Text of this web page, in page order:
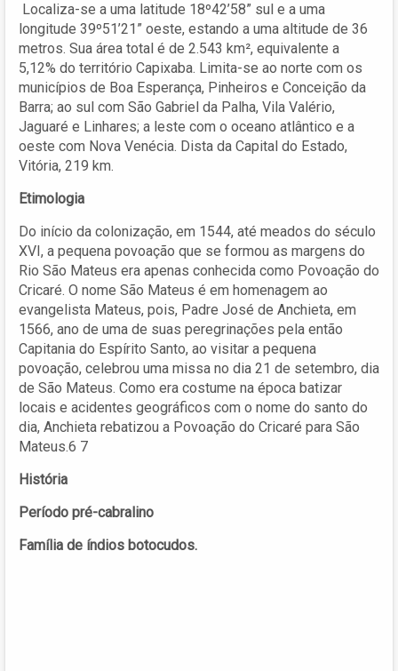
Localiza-se a uma latitude 18º42’58” sul e a uma
longitude 39º51’21” oeste, estando a uma altitude de 36
metros. Sua área total é de 2.543 km², equivalente a
5,12% do território Capixaba. Limita-se ao norte com os
municípios de Boa Esperança, Pinheiros e Conceição da
Barra; ao sul com São Gabriel da Palha, Vila Valério,
Jaguaré e Linhares; a leste com o oceano atlântico e a
oeste com Nova Venécia. Dista da Capital do Estado,
Vitória, 219 km.
Etimologia
Do início da colonização, em 1544, até meados do século
XVI, a pequena povoação que se formou as margens do
Rio São Mateus era apenas conhecida como Povoação do
Cricaré. O nome São Mateus é em homenagem ao
evangelista Mateus, pois, Padre José de Anchieta, em
1566, ano de uma de suas peregrinações pela então
Capitania do Espírito Santo, ao visitar a pequena
povoação, celebrou uma missa no dia 21 de setembro, dia
de São Mateus. Como era costume na época batizar
locais e acidentes geográficos com o nome do santo do
dia, Anchieta rebatizou a Povoação do Cricaré para São
Mateus.6 7
História
Período pré-cabralino
Família de índios botocudos.